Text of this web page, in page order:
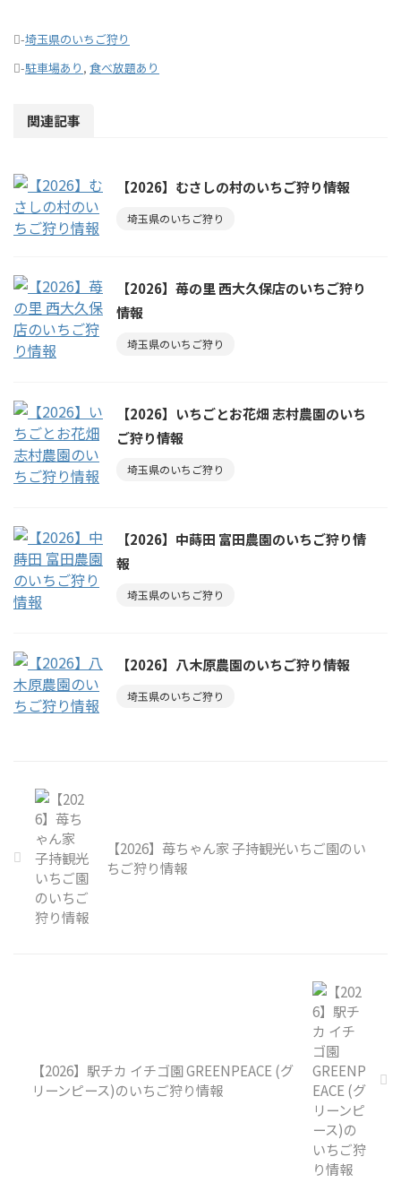
-埼玉県のいちご狩り
-駐車場あり , 食べ放題あり
関連記事
【2026】むさしの村のいちご狩り情報
埼玉県のいちご狩り
【2026】苺の里 西大久保店のいちご狩り
情報
埼玉県のいちご狩り
【2026】いちごとお花畑 志村農園のいち
ご狩り情報
埼玉県のいちご狩り
【2026】中蒔田 富田農園のいちご狩り情
報
埼玉県のいちご狩り
【2026】八木原農園のいちご狩り情報
埼玉県のいちご狩り
【2026】苺ちゃん家 子持観光いちご園のい
ちご狩り情報
【2026】駅チカ イチゴ園 GREENPEACE (グ
リーンピース)のいちご狩り情報